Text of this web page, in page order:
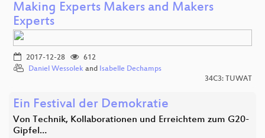
Making Experts Makers and Makers
Experts
2017-12-28
612
Daniel Wessolek and Isabelle Dechamps
34C3: TUWAT
Ein Festival der Demokratie
Von Technik, Kollaborationen und Erreichtem zum G20-
Gipfel…